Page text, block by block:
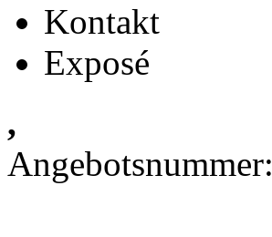
Kontakt
Exposé
,
Angebotsnummer: